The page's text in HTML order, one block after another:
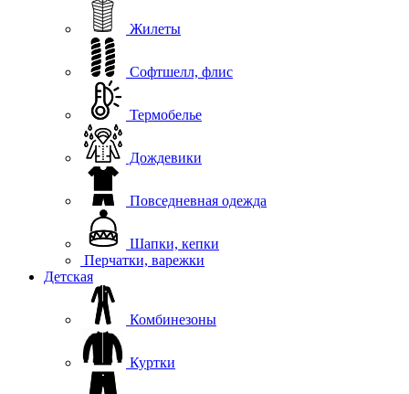
Жилеты
Софтшелл, флис
Термобелье
Дождевики
Повседневная одежда
Шапки, кепки
Перчатки, варежки
Детская
Комбинезоны
Куртки